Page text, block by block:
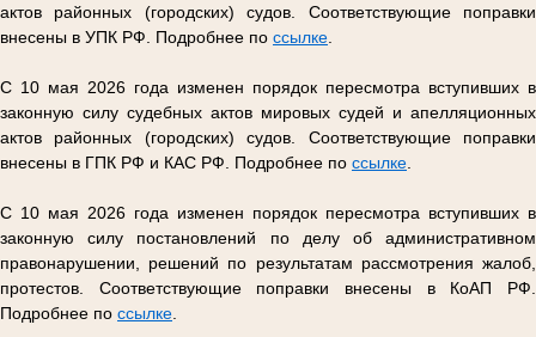
актов районных (городских) судов. Соответствующие поправки
внесены в УПК РФ. Подробнее по ссылке
С 10 мая 2026 года изменен порядок пересмотра вступивших в
законную силу судебных актов мировых судей и апелляционных
актов районных (городских) судов. Соответствующие поправки
внесены в ГПК РФ и КАС РФ. Подробнее по ссылке
С 10 мая 2026 года изменен порядок пересмотра вступивших в
законную силу постановлений по делу об административном
правонарушении, решений по результатам рассмотрения жалоб,
протестов. Соответствующие поправки внесены в КоАП РФ.
Подробнее по ссылке